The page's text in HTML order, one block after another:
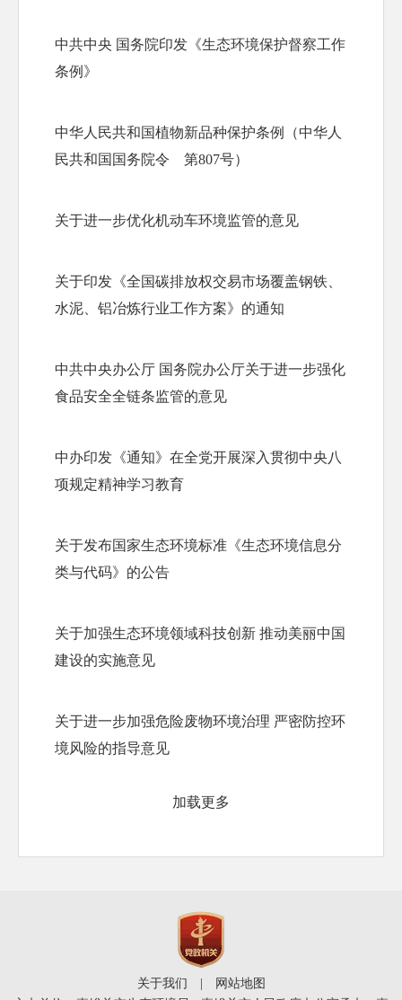
中共中央 国务院印发《生态环境保护督察工作
条例》
中华人民共和国植物新品种保护条例（中华人
民共和国国务院令　第807号）
关于进一步优化机动车环境监管的意见
关于印发《全国碳排放权交易市场覆盖钢铁、
水泥、铝冶炼行业工作方案》的通知
中共中央办公厅 国务院办公厅关于进一步强化
食品安全全链条监管的意见
中办印发《通知》在全党开展深入贯彻中央八
项规定精神学习教育
关于发布国家生态环境标准《生态环境信息分
类与代码》的公告
关于加强生态环境领域科技创新 推动美丽中国
建设的实施意见
关于进一步加强危险废物环境治理 严密防控环
境风险的指导意见
加载更多
关于我们
网站地图